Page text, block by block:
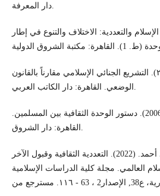
دار المعرفة.
محمد. (2008 ). الإسلام والتعددية: الاختلاف والتنوع في إطار
٣٢. عودة، عبد القادر. (٢٠١٣). التشريع الجنائي الإسلامي مقارناً بالقانون
٣٣. الغزالي، محمد. (2006). دستور الوحدة الثقافية بين المسلمين.
٣٤. الغنيمي، غادة عبدالجليل أحمد. (2022). التعددية الثقافية وقبول الآخر
العالمي. مجلة كلية الدراسات الإسلامية
مسترجع من